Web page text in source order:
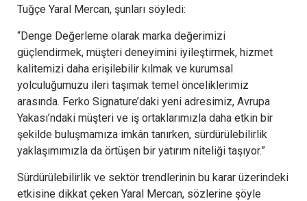
Tuğçe Yaral Mercan, şunları söyledi:
“Denge Değerleme olarak marka değerimizi
güçlendirmek, müşteri deneyimini iyileştirmek, hizmet
kalitemizi daha erişilebilir kılmak ve kurumsal
yolculuğumuzu ileri taşımak temel önceliklerimiz
arasında. Ferko Signature’daki yeni adresimiz, Avrupa
Yakası’ndaki müşteri ve iş ortaklarımızla daha etkin bir
şekilde buluşmamıza imkân tanırken, sürdürülebilirlik
yaklaşımımızla da örtüşen bir yatırım niteliği taşıyor.”
Sürdürülebilirlik ve sektör trendlerinin bu karar üzerindeki
etkisine dikkat çeken Yaral Mercan, sözlerine şöyle